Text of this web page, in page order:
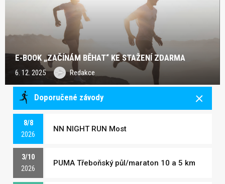
E-BOOK „ZAČÍNÁM BĚHAT“ KE STAŽENÍ ZDARMA
6. 12. 2025 Redakce
Doporučené závody
8/8
2026
NN NIGHT RUN Most
3/10
2026
PUMA Třeboňský půl/maraton 10 a 5 km